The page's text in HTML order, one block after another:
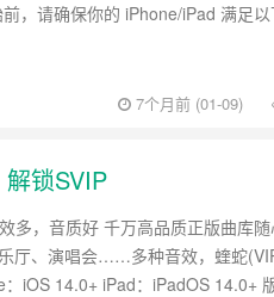
前，请确保你的 iPhone/iPad 满足
7个月前 (01-09)
锁SVIP
多，音质好 千万高品质正版曲库
厅、演唱会……多种音效，蝰蛇
iOS 14.0+ iPad：iPadOS 14.0+